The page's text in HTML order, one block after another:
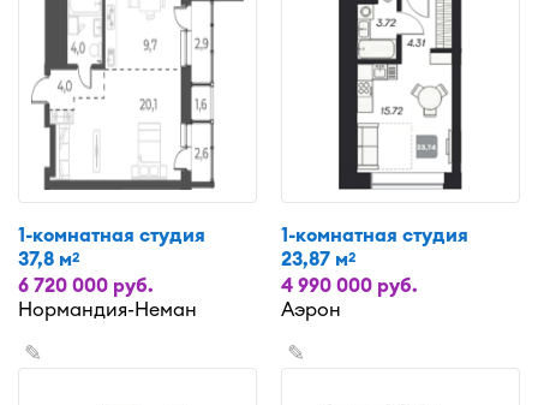
1-комнатная студия
37,8 м2
6 720 000 руб.
Нормандия-Неман
1-комнатная студия
23,87 м2
4 990 000 руб.
Аэрон
✎ ✎